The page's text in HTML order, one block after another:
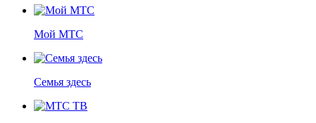
Мой МТС
Семья здесь